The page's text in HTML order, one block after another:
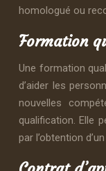
homologué ou
Formation
Une formation
d’aider les
nouvelles
qualification. Elle
par l’obtention